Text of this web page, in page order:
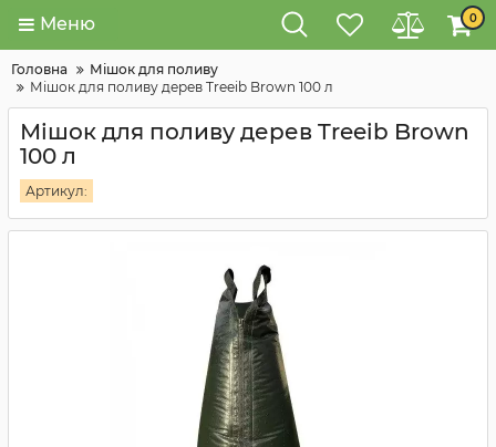
Меню 0
Головна
Мішок для поливу
Мішок для поливу дерев Treeib Brown 100 л
Мішок для поливу дерев Treeib Brown
100 л
Артикул: